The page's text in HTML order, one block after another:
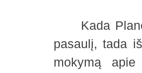
Kada
pasaulį, tada
mokymą